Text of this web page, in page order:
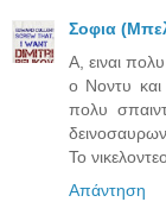
Σοφια
Α, ειναι
ο Νοντυ
πολυ
δεινοσαυρων
Το
Απάντηση